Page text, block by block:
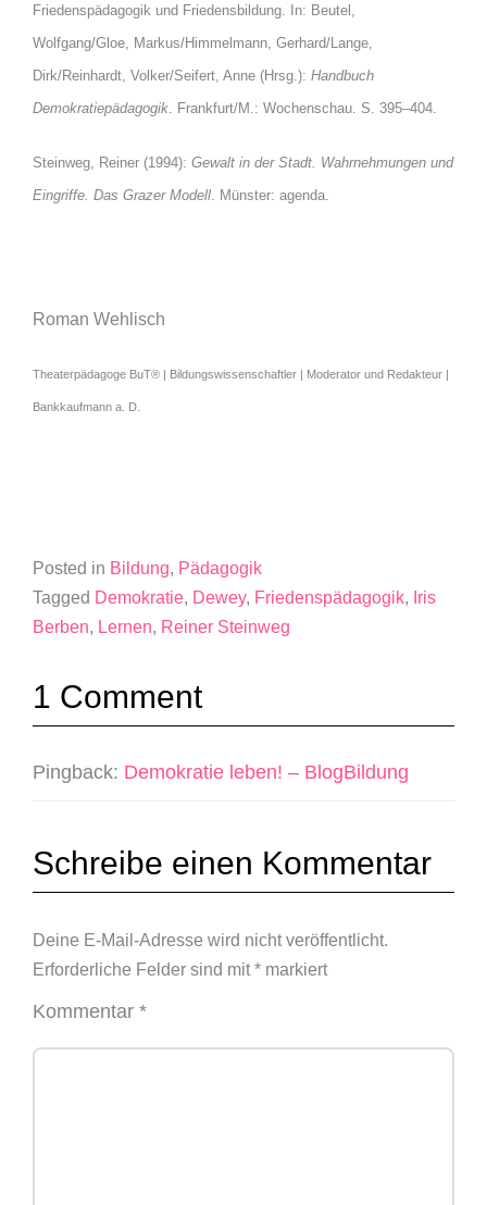
Friedenspädagogik und Friedensbildung. In: Beutel,
Wolfgang/Gloe, Markus/Himmelmann, Gerhard/Lange,
Dirk/Reinhardt, Volker/Seifert, Anne (Hrsg.): Handbuch
Demokratiepädagogik . Frankfurt/M.: Wochenschau. S. 395–404.
Steinweg, Reiner (1994): Gewalt in der Stadt. Wahrnehmungen und
Eingriffe. Das Grazer Modell . Münster: agenda.
Roman Wehlisch
Theaterpädagoge BuT® | Bildungswissenschaftler | Moderator und Redakteur |
Bankkaufmann a. D.
Posted in Bildung, Pädagogik
Tagged Demokratie, Dewey, Friedenspädagogik, Iris
Berben, Lernen, Reiner Steinweg
1 Comment
Pingback: Demokratie leben! – BlogBildung
Schreibe einen Kommentar
Deine E-Mail-Adresse wird nicht veröffentlicht.
Erforderliche Felder sind mit* markiert
Kommentar *